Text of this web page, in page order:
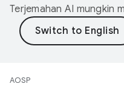
Terjemahan AI mungkin
AOSP